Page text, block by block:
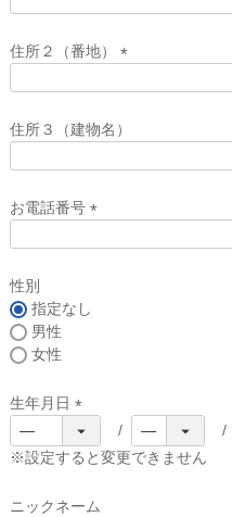
)
住所２（番地）
須
)
住所３（建物名）
お電話番号
性別
指定なし
男性
女性
生年月日
(
必
※設定すると変更できません
ニックネーム